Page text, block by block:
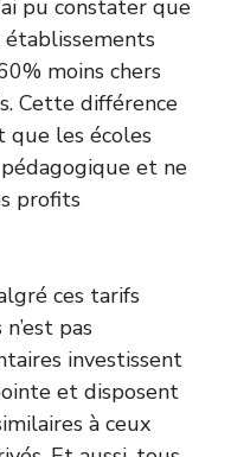
pu constater que
établissements
moins chers
Cette différence
que les écoles
et ne
profits
ces tarifs
pas
investissent
et disposent
à ceux